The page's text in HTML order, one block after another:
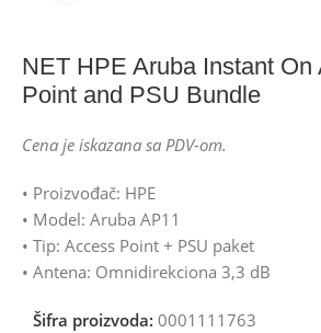
NET HPE Aruba Instant On
Point and PSU Bundle
Cena je iskazana sa PDV-om.
• Proizvođač: HPE
• Model: Aruba AP11
• Tip: Access Point + PSU paket
• Antena: Omnidirekciona 3,3 dB
Šifra proizvoda:0001111763